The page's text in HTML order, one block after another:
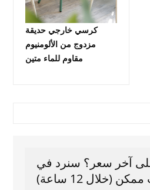
كرسي خارجي حديقة
مزدوج من الألومنيوم
مقاوم للماء متين
آخر سعر؟ سنرد في
(خلال 12 ساعة)